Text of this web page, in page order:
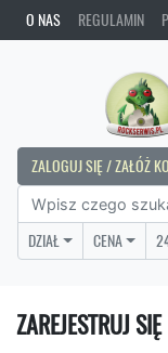
O NAS REGULAMIN
ZALOGUJ SIĘ / ZAŁÓŻ
DZIAŁ CENA
ZAREJESTRUJ SIĘ